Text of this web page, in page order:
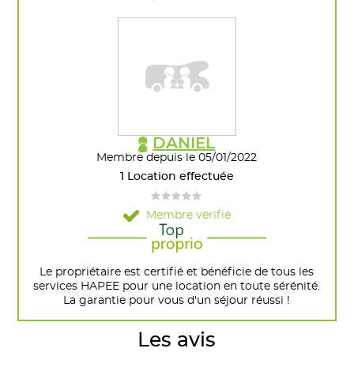
DANIEL
Membre depuis le 05/01/2022
1 Location effectuée
Membre vérifié
Le propriétaire est certifié et bénéficie de tous les
services HAPEE pour une location en toute sérénité.
La garantie pour vous d'un séjour réussi !
Les avis